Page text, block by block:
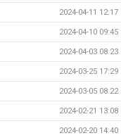
2024-04-11 12:17
2024-04-10 09:45
2024-04-03 08:23
2024-03-25 17:29
2024-03-05 08:22
2024-02-21 13:08
2024-02-20 14:40